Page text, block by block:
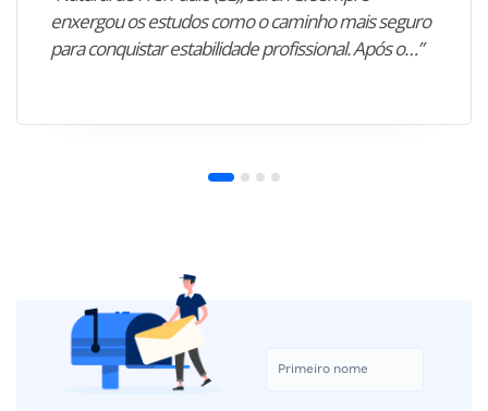
enxergou os estudos como o caminho mais seguro
para conquistar estabilidade profissional. Após o…”